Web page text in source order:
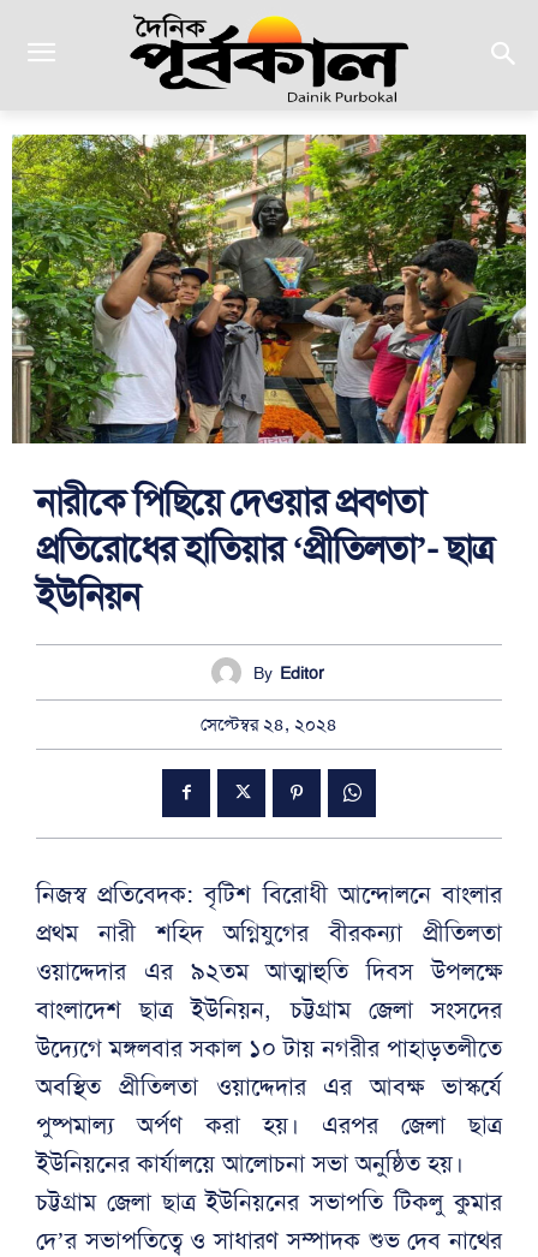
নারীকে পিছিয়ে দেওয়ার প্রবণতা
প্রতিরোধের হাতিয়ার ‘প্রীতিলতা’- ছাত্র
ইউনিয়ন
By Editor
সেপ্টেম্বর ২৪, ২০২৪
নিজস্ব প্রতিবেদক: বৃটিশ বিরোধী আন্দোলনে বাংলার
প্রথম নারী শহিদ অগ্নিযুগের বীরকন্যা প্রীতিলতা
ওয়াদ্দেদার এর ৯২তম আত্মাহুতি দিবস উপলক্ষে
বাংলাদেশ ছাত্র ইউনিয়ন, চট্টগ্রাম জেলা সংসদের
উদ্যেগে মঙ্গলবার সকাল ১০ টায় নগরীর পাহাড়তলীতে
অবস্থিত প্রীতিলতা ওয়াদ্দেদার এর আবক্ষ ভাস্কর্যে
পুষ্পমাল্য অর্পণ করা হয়। এরপর জেলা ছাত্র
ইউনিয়নের কার্যালয়ে আলোচনা সভা অনুষ্ঠিত হয়।
চট্টগ্রাম জেলা ছাত্র ইউনিয়নের সভাপতি টিকলু কুমার
দে’র সভাপতিত্বে ও সাধারণ সম্পাদক শুভ দেব নাথের